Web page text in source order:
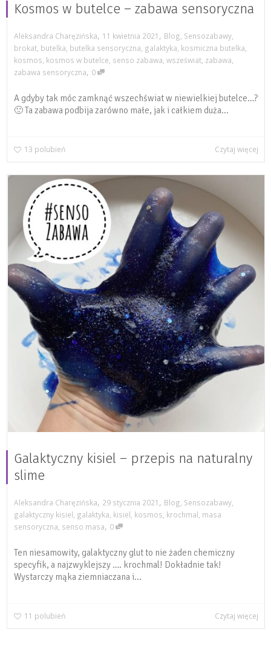
Kosmos w butelce – zabawa sensoryczna
Aleksandra Charęzińska, 11 kwietnia 2021 , Blog Sensozabawy
brokat butelka butelka sensoryczna galaktyka kosmiczna butelka
kosmos kosmos w butelce senso zabawa wszeświat zabawa
zabawa sensoryczna, 0
A gdyby tak móc zamknąć wszechświat w niewielkiej butelce…?
🙂 Ta zabawa podbija zarówno małe, jak i całkiem duża...
13 polubień Czytaj więcej
Galaktyczny kisiel – przepis na naturalny
slime
Aleksandra Charęzińska, 29 stycznia 2021 , Blog, Sensozabawy,
galaktyczny kisiel, galaktyka, kisiel, kosmos, krochmal, masa
sensoryczna, senso masa, 0
Ten niesamowity, galaktyczny glut to nie żaden chemiczny
specyfik, a najzwyklejszy …. krochmal! Dokładnie tak!
Wystarczy mąka ziemniaczana i...
11 polubień Czytaj więcej